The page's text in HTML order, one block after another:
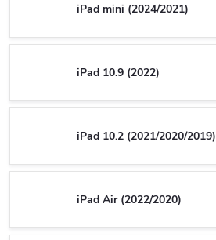
iPad mini (2024/2021)
iPad 10.9 (2022)
iPad 10.2 (2021/2020/2019)
iPad Air (2022/2020)